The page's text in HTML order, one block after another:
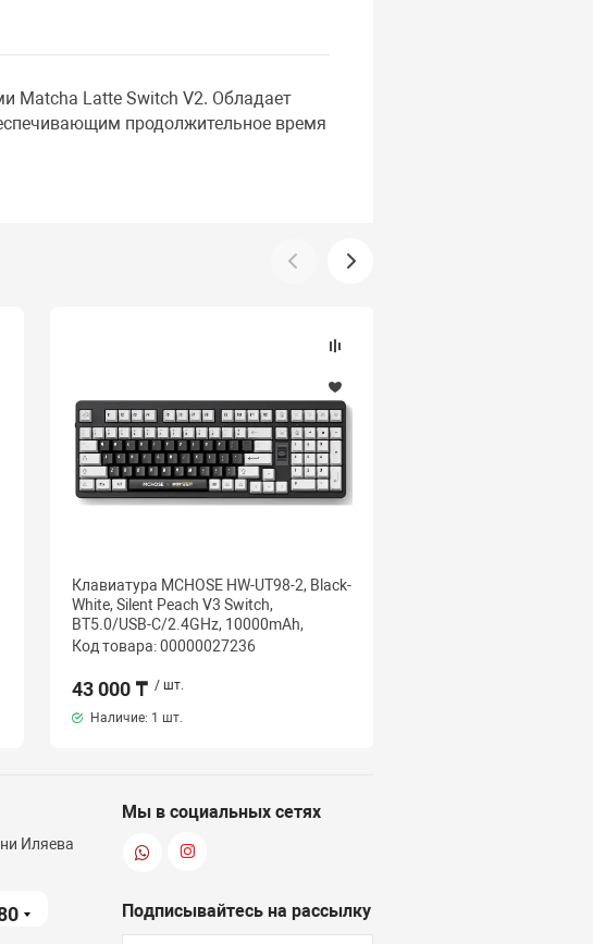
Matcha Latte Switch V2. Обладает
продолжительное время
Клавиатура MCHOSE HW-UT98-2, Black-
White, Silent Peach V3 Switch,
BT5.0/USB-C/2.4GHz, 10000mAh,
Код товара: 00000027236
43 000 ₸ / шт.
Наличие: 1 шт.
Иляева
Мы в социальных сетях
Подписывайтесь на рассылку